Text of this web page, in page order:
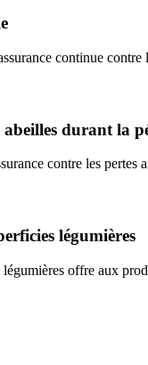
continue
durant la
contre les pertes
légumières
offre aux